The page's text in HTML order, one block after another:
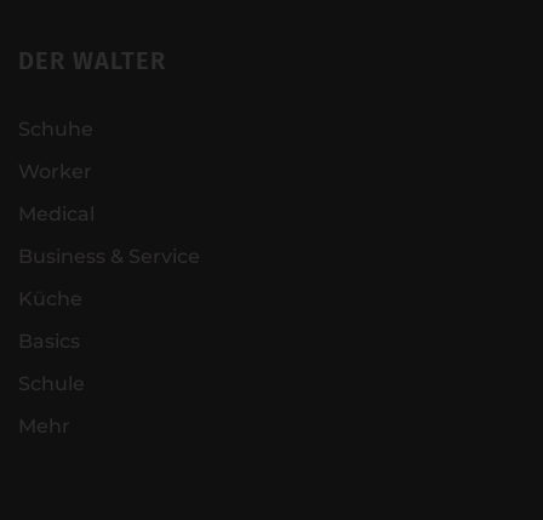
DER WALTER
Schuhe
Worker
Medical
Business & Service
Küche
Basics
Schule
Mehr